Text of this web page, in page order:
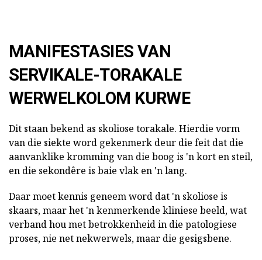
MANIFESTASIES VAN
SERVIKALE-TORAKALE
WERWELKOLOM KURWE
Dit staan bekend as skoliose torakale. Hierdie vorm
van die siekte word gekenmerk deur die feit dat die
aanvanklike kromming van die boog is 'n kort en steil,
en die sekondêre is baie vlak en 'n lang.
Daar moet kennis geneem word dat 'n skoliose is
skaars, maar het 'n kenmerkende kliniese beeld, wat
verband hou met betrokkenheid in die patologiese
proses, nie net nekwerwels, maar die gesigsbene.